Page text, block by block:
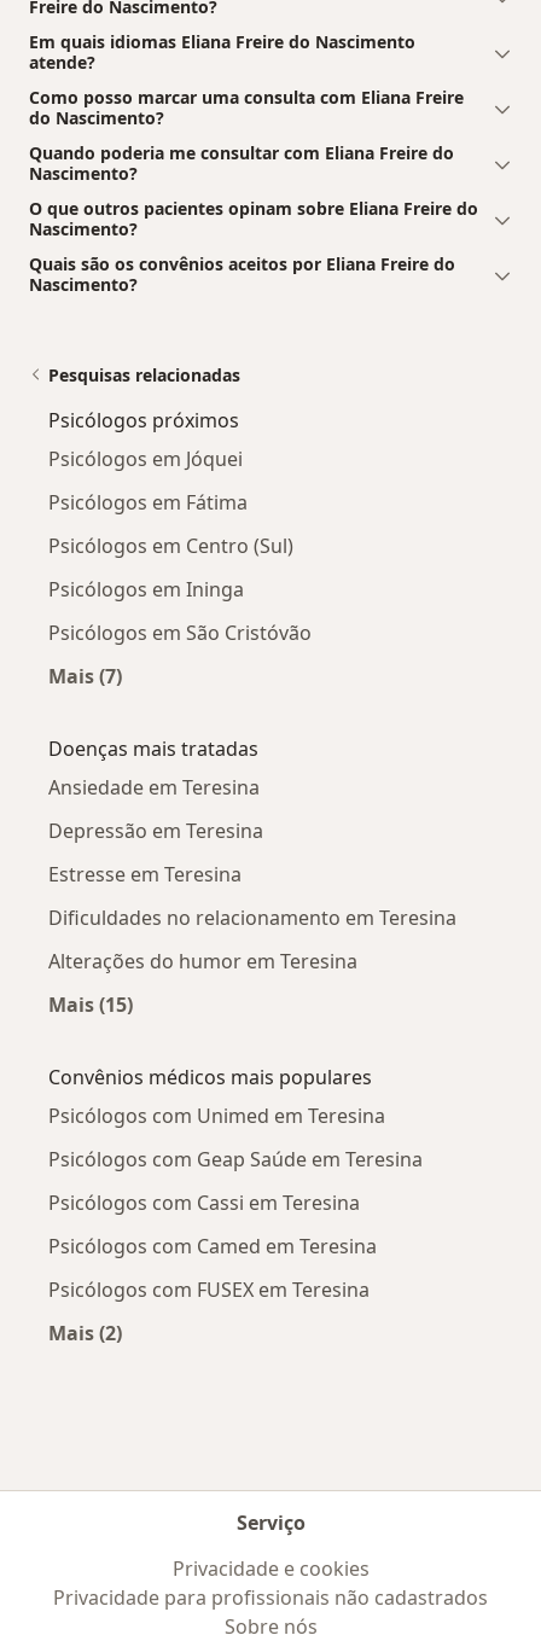
Freire do Nascimento?
Em quais idiomas Eliana Freire do Nascimento
atende?
Como posso marcar uma consulta com Eliana Freire
do Nascimento?
Quando poderia me consultar com Eliana Freire do
Nascimento?
O que outros pacientes opinam sobre Eliana Freire do
Nascimento?
Quais são os convênios aceitos por Eliana Freire do
Nascimento?
Pesquisas relacionadas
Psicólogos próximos
Psicólogos em Jóquei
Psicólogos em Fátima
Psicólogos em Centro (Sul)
Psicólogos em Ininga
Psicólogos em São Cristóvão
Mais (7)
Doenças mais tratadas
Ansiedade em Teresina
Depressão em Teresina
Estresse em Teresina
Dificuldades no relacionamento em Teresina
Alterações do humor em Teresina
Mais (15)
Convênios médicos mais populares
Psicólogos com Unimed em Teresina
Psicólogos com Geap Saúde em Teresina
Psicólogos com Cassi em Teresina
Psicólogos com Camed em Teresina
Psicólogos com FUSEX em Teresina
Mais (2)
Serviço
Privacidade e cookies
Privacidade para profissionais não cadastrados
Sobre nós